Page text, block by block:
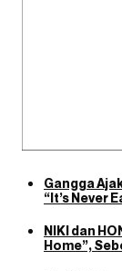
Gangga
“It’s Never
NIKI dan
Home”,